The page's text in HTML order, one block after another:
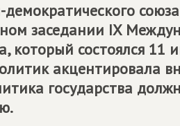
демократического
заседании IX
который состоялся
акцентировала
государства